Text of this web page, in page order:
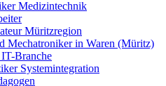
Medizintechnik
Müritzregion
Mechatroniker in Waren (Müritz)
Branche
Systemintegration